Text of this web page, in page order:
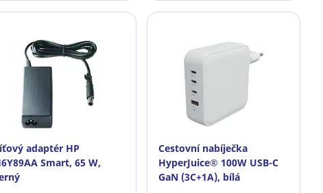
adaptér HP
Smart, 65 W,
Cestovní nabíječka
HyperJuice® 100W USB-C
GaN (3C+1A), bílá